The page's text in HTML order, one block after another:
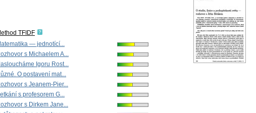
TFIDF
— jednotící...
s Michaelem A...
Igoru Rost...
O postavení mat...
s Jeanem-Pier...
s profesorem G...
s Dirkem Jane...